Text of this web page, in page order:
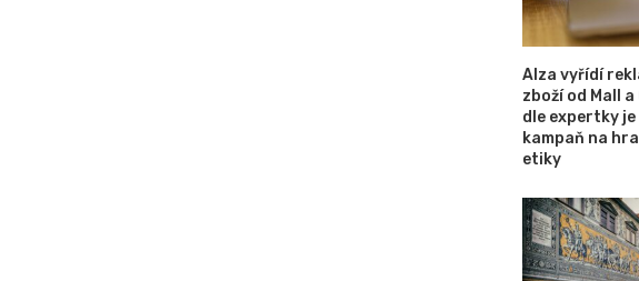
Alza vyřídí
zboží od Mall a
dle expertky je
kampaň na
etiky